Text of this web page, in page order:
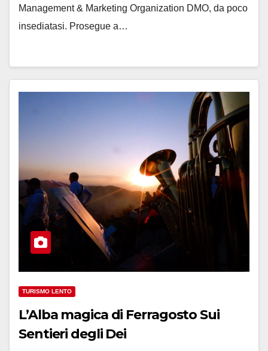
Management & Marketing Organization DMO, da poco
insediatasi. Prosegue a…
TURISMO LENTO
L’Alba magica di Ferragosto Sui
Sentieri degli Dei